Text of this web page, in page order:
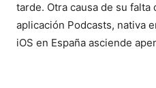
tarde. Otra causa de su
aplicación Podcasts, nativa
iOS en España asciende